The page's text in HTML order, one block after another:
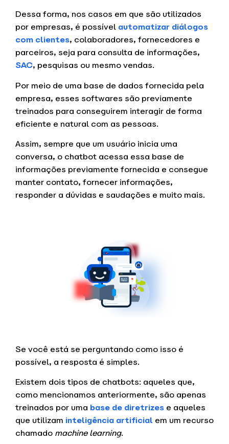
Dessa forma, nos casos em que são utilizados
por empresas, é possível automatizar diálogos
com clientes, colaboradores, fornecedores e
parceiros, seja para consulta de informações,
SAC, pesquisas ou mesmo vendas.
Por meio de uma base de dados fornecida pela
empresa, esses softwares são previamente
treinados para conseguirem interagir de forma
eficiente e natural com as pessoas.
Assim, sempre que um usuário inicia uma
conversa, o chatbot acessa essa base de
informações previamente fornecida e consegue
manter contato, fornecer informações,
responder a dúvidas e saudações e muito mais.
Se você está se perguntando como isso é
possível, a resposta é simples.
Existem dois tipos de chatbots: aqueles que,
como mencionamos anteriormente, são apenas
treinados por umabase de diretrizes e aqueles
que utilizam inteligência artificial em um recurso
chamado machine learning.